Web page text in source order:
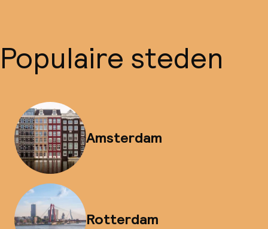
Populaire steden
Amsterdam
Rotterdam